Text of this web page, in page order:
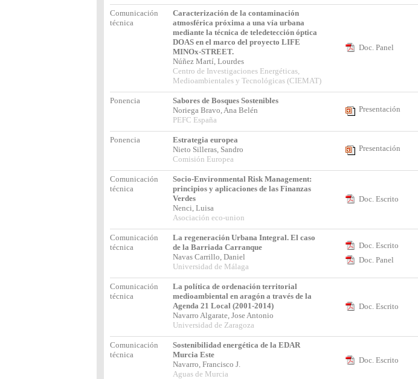
Comunicación
técnica
Caracterización de la contaminación
atmosférica próxima a una vía urbana
mediante la técnica de teledetección óptica
DOAS en el marco del proyecto LIFE
MINOx-STREET.
Núñez Martí, Lourdes
Centro de Investigaciones Energéticas,
Medioambientales y Tecnológicas (CIEMAT)
Doc. Panel
Ponencia
Sabores de Bosques Sostenibles
Noriega Bravo, Ana Belén
PEFC España
Presentación
Ponencia
Estrategia europea
Nieto Silleras, Sandro
Comisión Europea
Presentación
Comunicación
técnica
Socio-Environmental Risk Management:
principios y aplicaciones de las Finanzas
Verdes
Nenci, Luisa
Asociación eco-union
Doc. Escrito
Comunicación
técnica
La regeneración Urbana Integral. El caso
de la Barriada Carranque
Navas Carrillo, Daniel
Universidad de Málaga
Doc. Escrito
Doc. Panel
Comunicación
técnica
La política de ordenación territorial
medioambiental en aragón a través de la
Agenda 21 Local (2001-2014)
Navarro Algarate, Jose Antonio
Universidad de Zaragoza
Doc. Escrito
Comunicación
técnica
Sostenibilidad energética de la EDAR
Murcia Este
Navarro, Francisco J.
Aguas de Murcia
Doc. Escrito